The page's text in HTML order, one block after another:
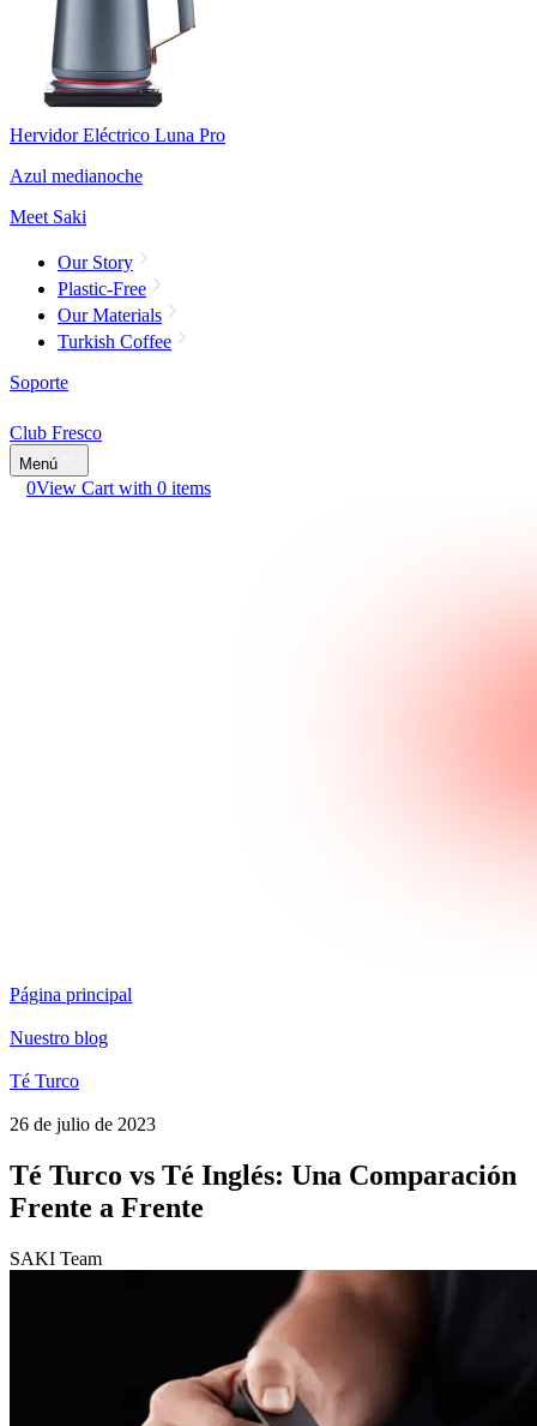
Hervidor Eléctrico Luna Pro
Azul medianoche
Meet Saki
Our Story
Plastic-Free
Our Materials
Turkish Coffee
Soporte
Club Fresco
Menú
0View Cart with 0 items
Página principal
Nuestro blog
Té Turco
26 de julio de 2023
Té Turco vs Té Inglés: Una Comparación
Frente a Frente
SAKI Team